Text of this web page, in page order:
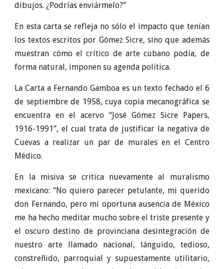
dibujos. ¿Podrías enviármelo?”
En esta carta se refleja no sólo el impacto que tenían
los textos escritos por Gómez Sicre, sino que además
muestran cómo el crítico de arte cubano podía, de
forma natural, imponen su agenda política.
La Carta a Fernando Gamboa es un texto fechado el 6
de septiembre de 1958, cuya copia mecanográfica se
encuentra en el acervo “José Gómez Sicre Papers,
1916-1991”, el cual trata de justificar la negativa de
Cuevas a realizar un par de murales en el Centro
Médico.
En la misiva se critica nuevamente al muralismo
mexicano: “No quiero parecer petulante, mi querido
don Fernando, pero mi oportuna ausencia de México
me ha hecho meditar mucho sobre el triste presente y
el oscuro destino de provinciana desintegración de
nuestro arte llamado nacional, lánguido, tedioso,
constreñido, parroquial y supuestamente utilitario,